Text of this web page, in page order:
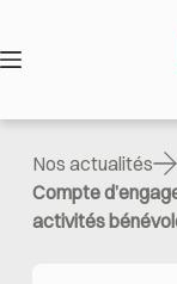
contenu
Nos actualités
Compte
activités